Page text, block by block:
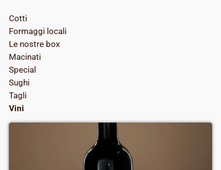
Cotti
Formaggi locali
Le nostre box
Macinati
Special
Sughi
Tagli
Vini